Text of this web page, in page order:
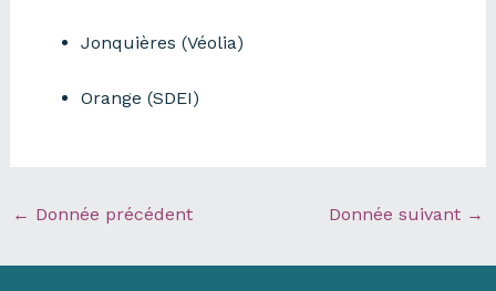
Jonquières (Véolia)
Orange (SDEI)
← Donnée précédent Donnée suivant →